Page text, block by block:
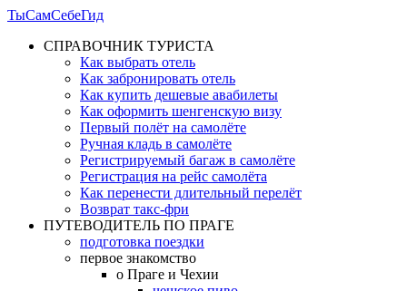
ТыСамСебеГид
СПРАВОЧНИК ТУРИСТА
Как выбрать отель
Как забронировать отель
Как купить дешевые авабилеты
Как оформить шенгенскую визу
Первый полёт на самолёте
Ручная кладь в самолёте
Регистрируемый багаж в самолёте
Регистрация на рейс самолёта
Как перенести длительный перелёт
Возврат такс-фри
ПУТЕВОДИТЕЛЬ ПО ПРАГЕ
подготовка поездки
первое знакомство
о Праге и Чехии